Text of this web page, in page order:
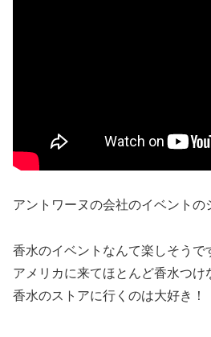
アントワーヌの会社のイベントの
香水のイベントなんて楽しそうで
アメリカに来てほとんど香水つけ
香水のストアに行くのは大好き！